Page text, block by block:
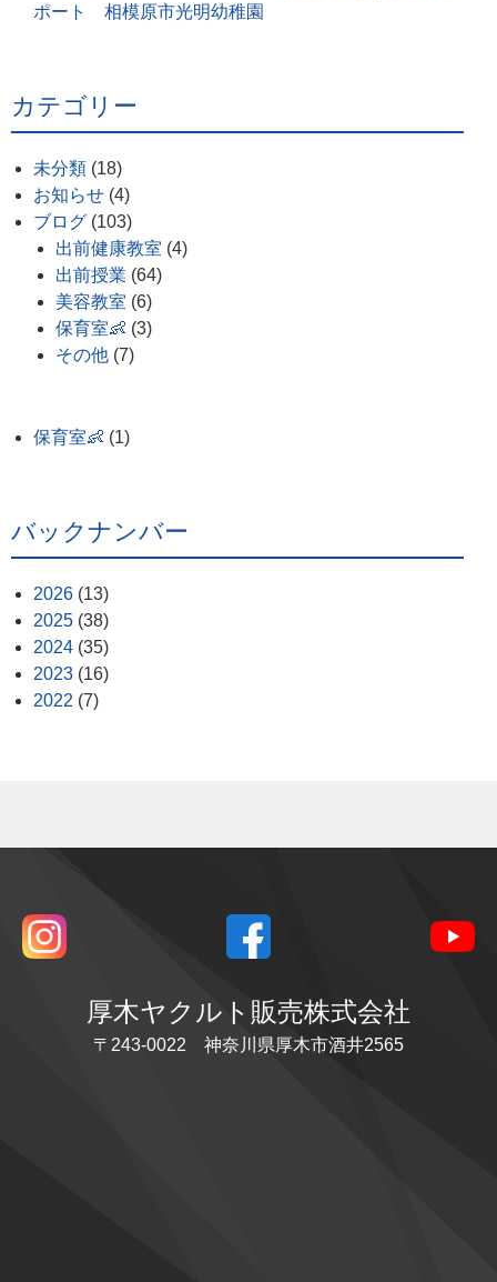
ポート 相模原市光明幼稚園
カテゴリー
未分類 (18)
お知らせ (4)
ブログ (103)
出前健康教室 (4)
出前授業 (64)
美容教室 (6)
保育室👶 (3)
その他 (7)
保育室👶 (1)
バックナンバー
2026 (13)
2025 (38)
2024 (35)
2023 (16)
2022 (7)
厚木ヤクルト販売株式会社
〒243-0022 神奈川県厚木市酒井2565